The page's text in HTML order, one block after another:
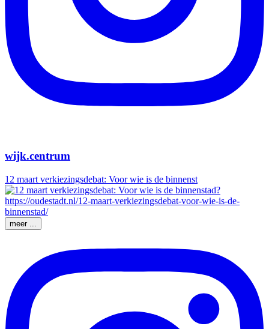
wijk.centrum
12 maart verkiezingsdebat: Voor wie is de binnenst
meer ...